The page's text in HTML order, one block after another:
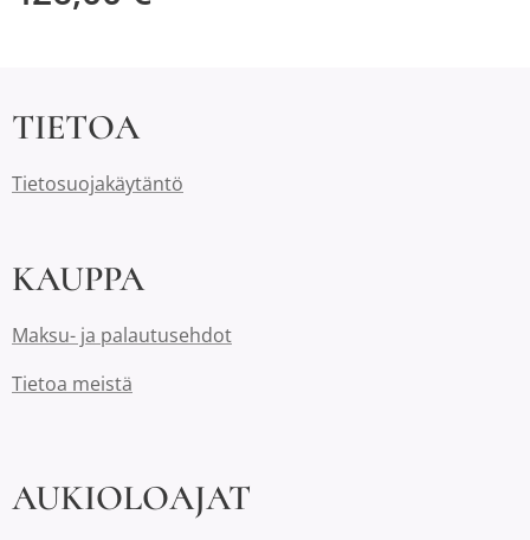
TIETOA
Tietosuojakäytäntö
KAUPPA
Maksu- ja palautusehdot
Tietoa meistä
AUKIOLOAJAT